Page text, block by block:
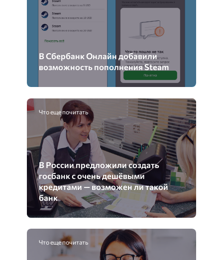
В Сбербанк Онлайн добавили
возможность пополнения Steam
Что еще почитать
В России предложили создать
госбанк с очень дешёвыми
кредитами — возможен ли такой
банк
Что еще почитать